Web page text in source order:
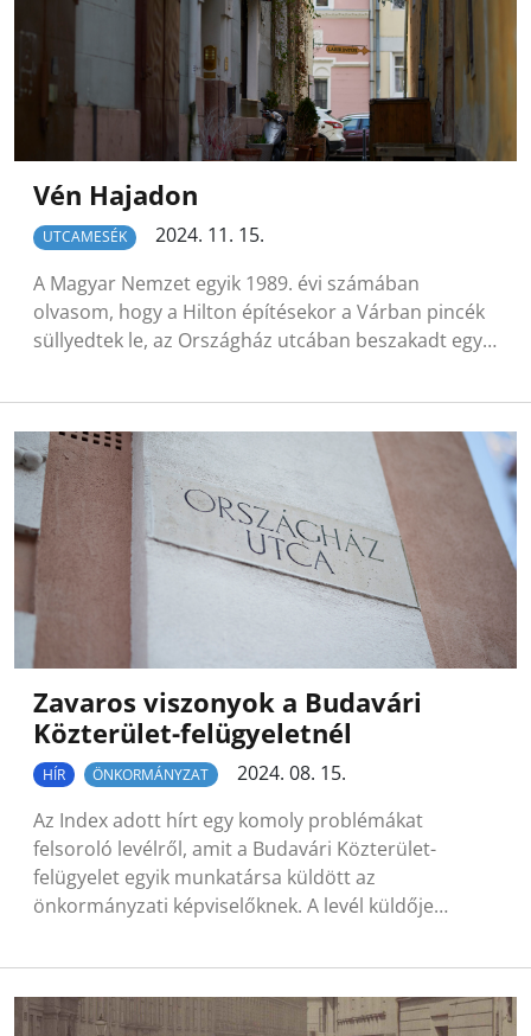
Vén Hajadon
UTCAMESÉK
2024. 11. 15.
A Magyar Nemzet egyik 1989. évi számában
olvasom, hogy a Hilton építésekor a Várban pincék
süllyedtek le, az Országház utcában beszakadt egy…
Zavaros viszonyok a Budavári
Közterület-felügyeletnél
HÍR ÖNKORMÁNYZAT
2024. 08. 15.
Az Index adott hírt egy komoly problémákat
felsoroló levélről, amit a Budavári Közterület-
felügyelet egyik munkatársa küldött az
önkormányzati képviselőknek. A levél küldője…